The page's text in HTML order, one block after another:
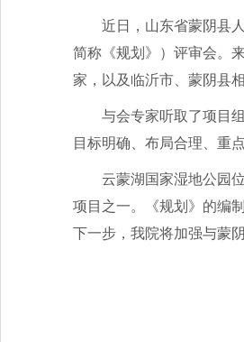
近日，山东省蒙阴县
简称《规划》）评审会。
家，以及临沂市、蒙阴县
与会专家听取了项目
目标明确、布局合理、重
云蒙湖国家湿地公园
项目之一。《规划》的编
下一步，我院将加强与蒙